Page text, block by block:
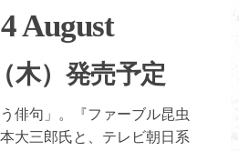
August
木）発売予定
俳句」。『ファーブル昆虫
大三郎氏と、テレビ朝日系